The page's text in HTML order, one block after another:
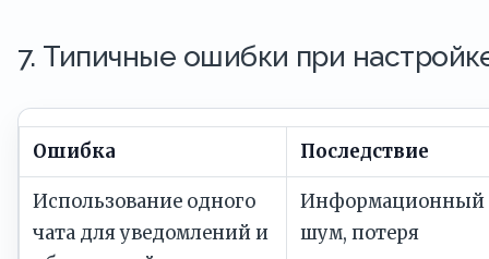
7. Типичные ошибки при
Ошибка Последствие
Использование одного
чата для уведомлений и
Информационный
шум, потеря